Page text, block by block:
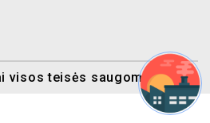
visos teisės saugomos.